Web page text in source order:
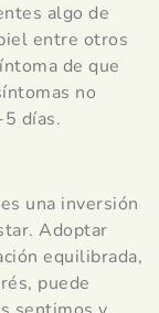
algo de
entre otros
de que
no
días.
una inversión
Adoptar
equilibrada,
puede